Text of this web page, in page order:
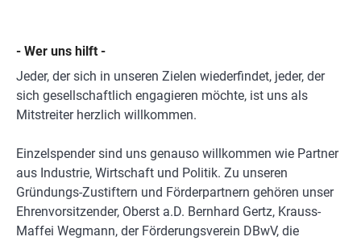
- Wer uns hilft -
Jeder, der sich in unseren Zielen wiederfindet, jeder, der
sich gesellschaftlich engagieren möchte, ist uns als
Mitstreiter herzlich willkommen.
Einzelspender sind uns genauso willkommen wie Partner
aus Industrie, Wirtschaft und Politik. Zu unseren
Gründungs-Zustiftern und Förderpartnern gehören unser
Ehrenvorsitzender, Oberst a.D. Bernhard Gertz, Krauss-
Maffei Wegmann, der Förderungsverein DBwV, die